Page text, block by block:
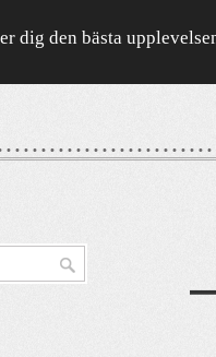
dig den bästa